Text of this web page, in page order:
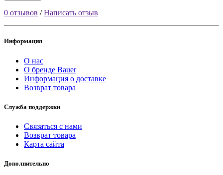
0 отзывов /Написать отзыв
Информация
О нас
О бренде Bauer
Информация о доставке
Возврат товара
Служба поддержки
Связаться с нами
Возврат товара
Карта сайта
Дополнительно